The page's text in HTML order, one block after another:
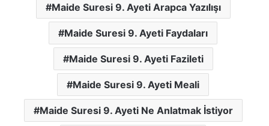
Maide Suresi 9. Ayeti Arapca Yazılışı
Maide Suresi 9. Ayeti Faydaları
Maide Suresi 9. Ayeti Fazileti
Maide Suresi 9. Ayeti Meali
Maide Suresi 9. Ayeti Ne Anlatmak İstiyor